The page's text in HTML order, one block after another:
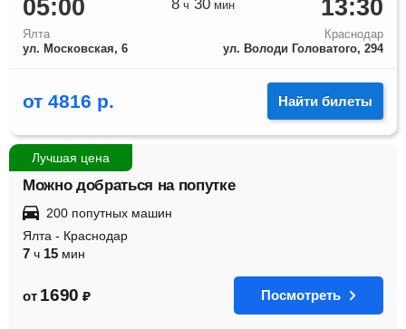
05:00
Ялта
ул. Московская, 6
13:30
Краснодар
ул. Володи Головатого, 294
8 ч 30 мин
от 4816 р. Найти билеты
Лучшая цена
Можно добраться на попутке
200 попутных машин
Ялта - Краснодар
7 ч 15 мин
от 1690 ₽ Посмотреть